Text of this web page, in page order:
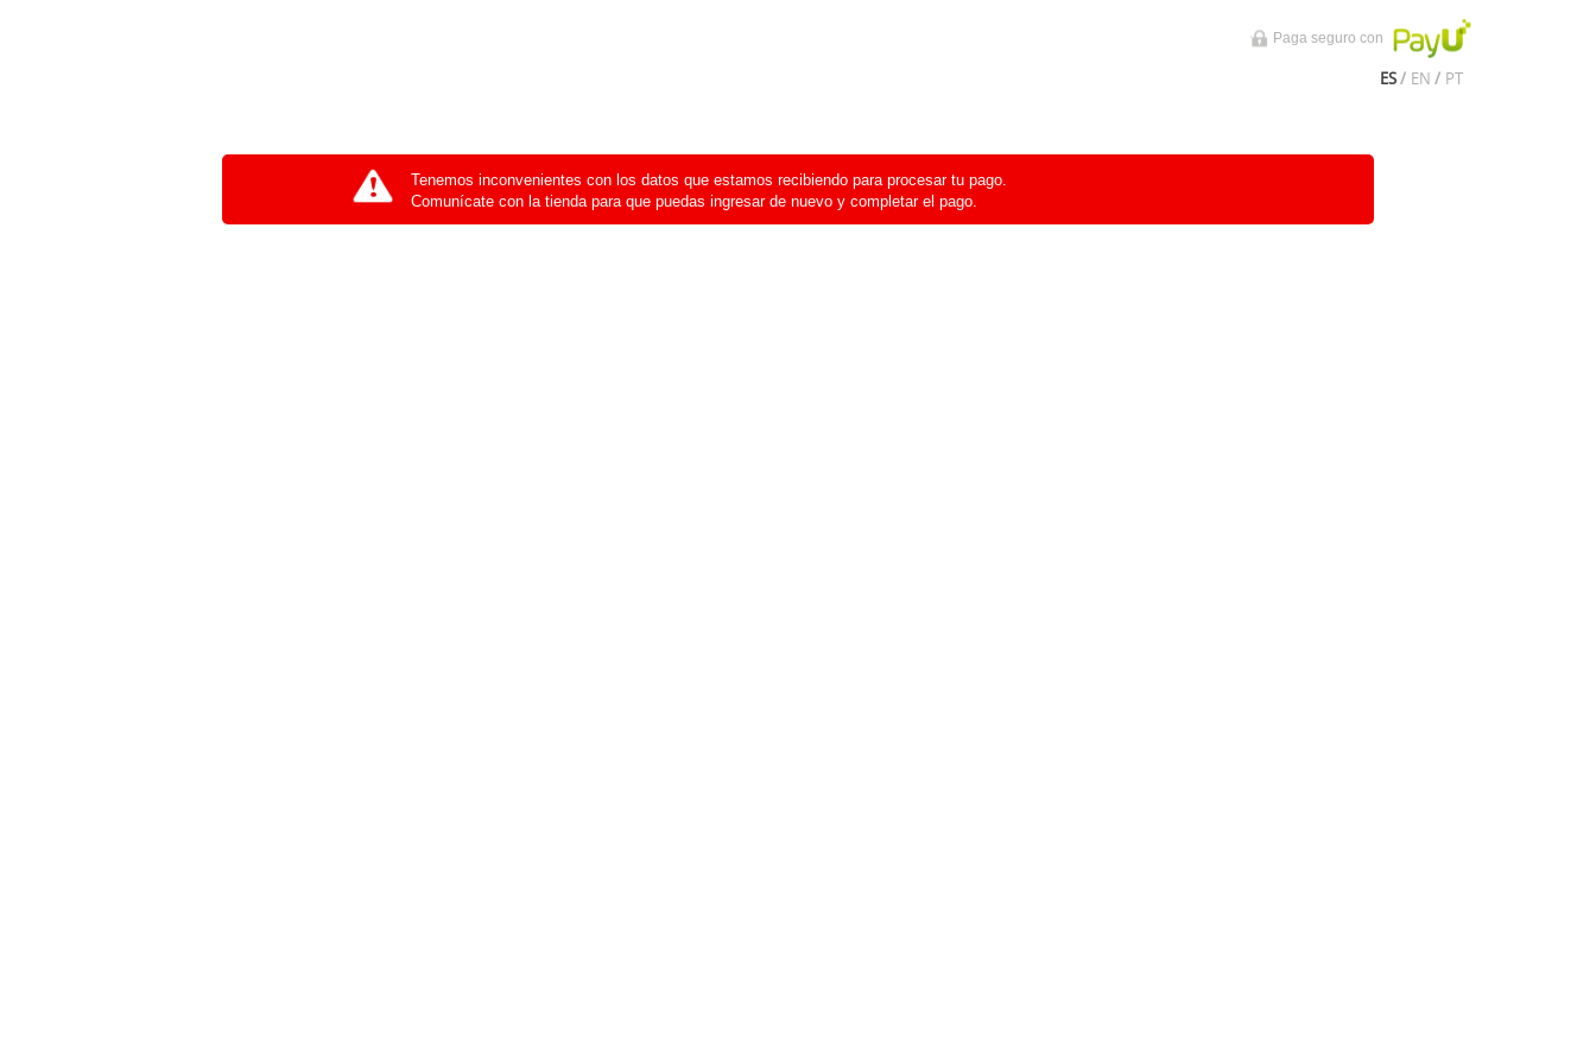
Paga seguro con
ES / EN / PT
Tenemos inconvenientes con los datos que estamos recibiendo para procesar tu pago.
Comunícate con la tienda para que puedas ingresar de nuevo y completar el pago.